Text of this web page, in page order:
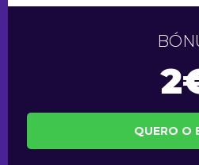
QUERO O